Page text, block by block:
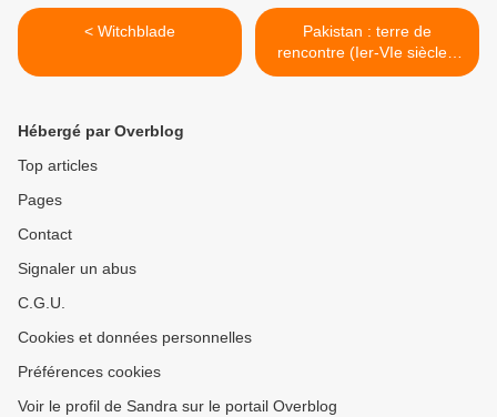
< Witchblade
Pakistan : terre de
rencontre (Ier-VIe siècle).
Les arts du Gandhara. >
Hébergé par Overblog
Top articles
Pages
Contact
Signaler un abus
C.G.U.
Cookies et données personnelles
Préférences cookies
Voir le profil de Sandra sur le portail Overblog